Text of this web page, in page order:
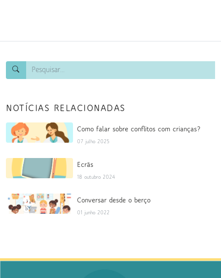
NOTÍCIAS RELACIONADAS
Como falar sobre conflitos com crianças?
07 julho 2025
Ecrãs
18 outubro 2024
Conversar desde o berço
01 junho 2022